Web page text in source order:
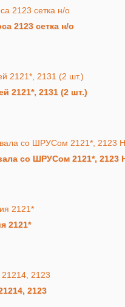
2123 сетка н/о
2121*, 2131 (2 шт.)
со ШРУСом 2121*, 2123
2121*
2123